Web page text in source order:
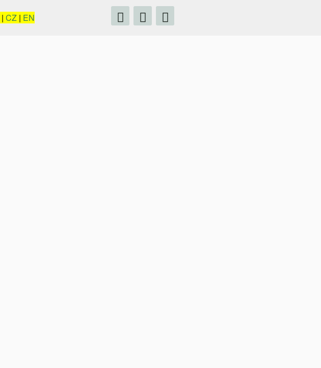
| CZ | EN